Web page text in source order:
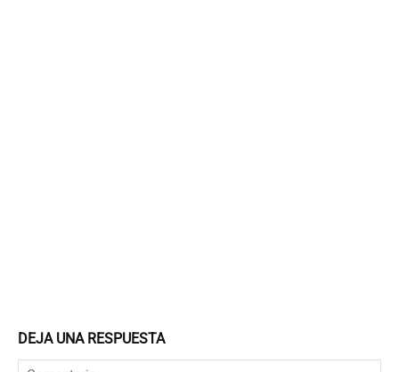
DEJA UNA RESPUESTA